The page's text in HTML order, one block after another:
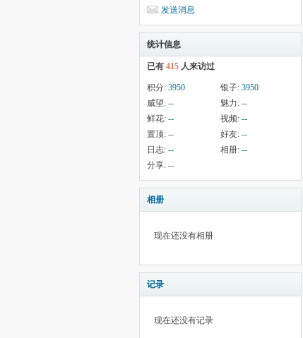
发送消息
统计信息
已有 415 人来访过
积分: 3950 银子: 3950
威望: -- 魅力: --
鲜花: -- 视频: --
置顶: -- 好友: --
日志: -- 相册: --
分享: --
相册
现在还没有相册
记录
现在还没有记录